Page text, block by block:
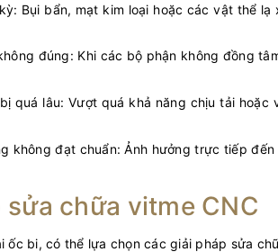
Bụi bẩn, mạt kim loại hoặc các vật thể
đúng: Khi các bộ phận không đồng
quá lâu: Vượt quá khả năng chịu tải
không đạt chuẩn: Ảnh hưởng trực tiếp
chữa vitme CNC
ốc bi, có thể lựa chọn các giải pháp sửa